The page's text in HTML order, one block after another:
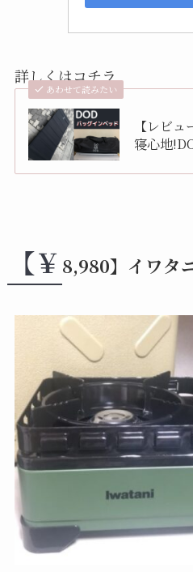
詳しくはコチラ
あわせて読みたい
【レビ
寝心地
【￥ 8,980】イワタ